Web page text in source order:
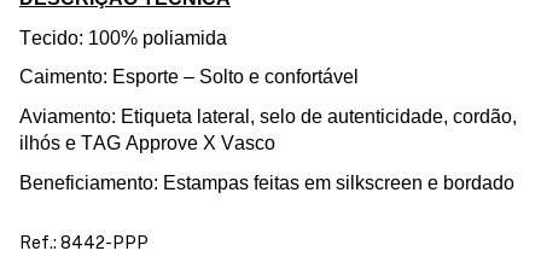
Tecido: 100% poliamida
Caimento: Esporte – Solto e confortável
Aviamento: Etiqueta lateral, selo de autenticidade, cordão,
ilhós e TAG Approve X Vasco
Beneficiamento: Estampas feitas em silkscreen e bordado
Ref.: 8442-PPP